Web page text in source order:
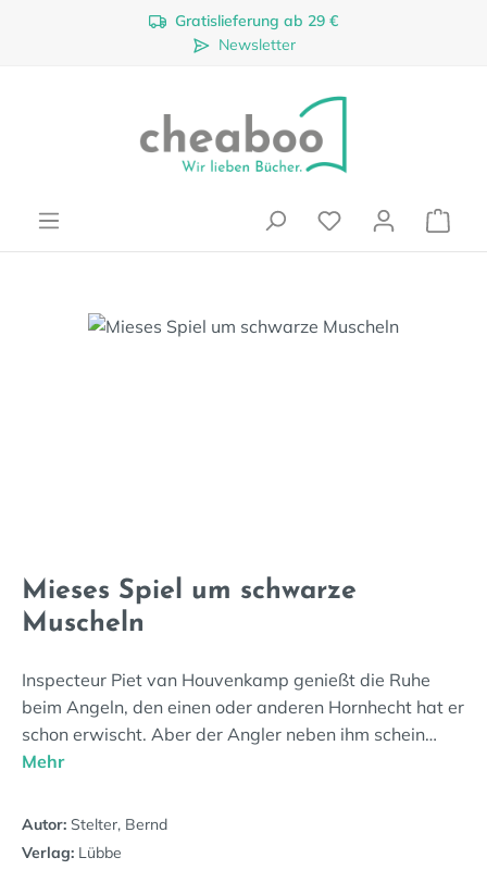
Zum Hauptinhalt springenGratislieferung ab 29 €
Newsletter
Bildergalerie überspringen
Mieses Spiel um schwarze
Muscheln
Inspecteur Piet van Houvenkamp genießt die Ruhe
beim Angeln, den einen oder anderen Hornhecht hat er
schon erwischt. Aber der Angler neben ihm schein…
Mehr
Autor: Stelter, Bernd
Verlag: Lübbe